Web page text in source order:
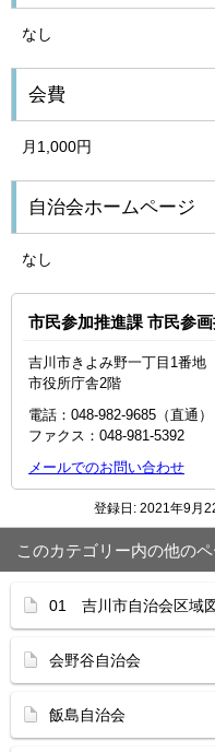
なし
会費
月1,000円
自治会ホームページ
なし
市民参加推進課 市民参
吉川市きよみ野一丁目1番地
市役所庁舎2階
電話：048-982-9685（直通）
ファクス：048‐981‐5392
メールでのお問い合わせ
登録日: 2021年9月
このカテゴリー内の他の
01 吉川市自治会区域
会野谷自治会
飯島自治会